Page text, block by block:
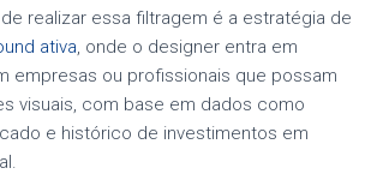
realizar essa filtragem é a estratégia de
ativa, onde o designer entra em
empresas ou profissionais que possam
visuais, com base em dados como
e histórico de investimentos em